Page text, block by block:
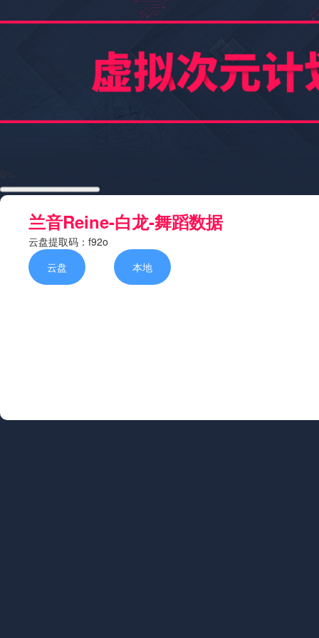
兰音Reine-白龙-舞蹈数据
云盘提取码：f92o
云盘
本地